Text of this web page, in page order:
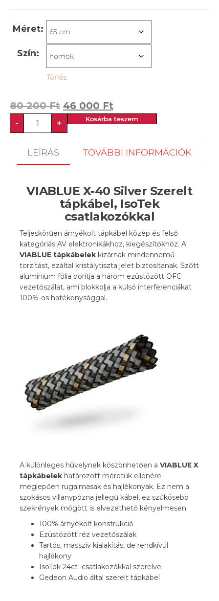
Méret:
Szín:
Törlés
80 200Ft 46 000 Ft
- + Kosárba teszem
LEÍRÁS TOVÁBBI INFORMÁCIÓK
VIABLUE X-40 Silver Szerelt
tápkábel, IsoTek
csatlakozókkal
Teljeskörűen árnyékolt tápkábel közép és felső
kategóriás AV elektronikákhoz, kiegészítőkhöz. A
VIABLUE tápkábelek kizárnak mindennemű
torzítást, ezáltal kristálytiszta jelet biztosítanak. Szőtt
alumínium fólia borítja a három ezüstözött OFC
vezetőszálat, ami blokkolja a külső interferenciákat
100%-os hatékonysággal.
A különleges hüvelynek köszönhetően a VIABLUE X
tápkábelek határozott méretük ellenére
meglepően rugalmasak és hajlékonyak. Ez nem a
szokásos villanypózna jellegű kábel, ez szűkösebb
szekrények mögött is elvezethető kényelmesen.
100% árnyékolt konstrukció
Ezüstözött réz vezetőszálak
Tartós, masszív kialakítás, de rendkívül
hajlékony
IsoTek 24ct csatlakozókkal szerelve
Gedeon Audio által szerelt tápkábel